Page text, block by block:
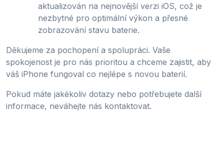
aktualizován na nejnovější verzi iOS, což je
nezbytné pro optimální výkon a přesné
zobrazování stavu baterie.
Děkujeme za pochopení a spolupráci. Vaše
spokojenost je pro nás prioritou a chceme zajistit, aby
váš iPhone fungoval co nejlépe s novou baterií.
Pokud máte jakékoliv dotazy nebo potřebujete další
informace, neváhejte nás kontaktovat.